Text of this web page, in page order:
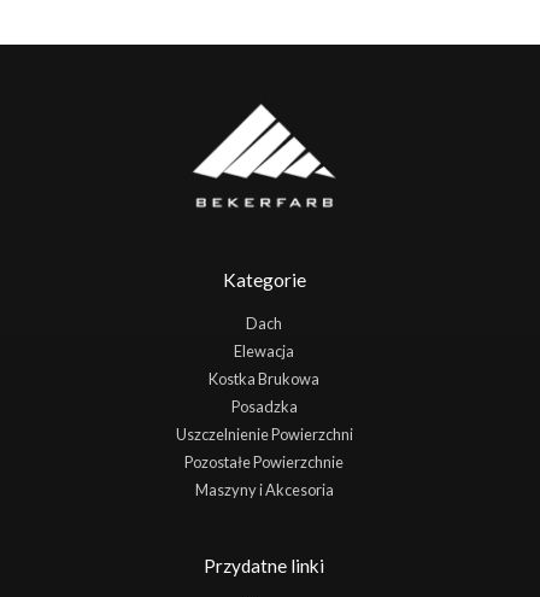
Kategorie
Dach
Elewacja
Kostka Brukowa
Posadzka
Uszczelnienie Powierzchni
Pozostałe Powierzchnie
Maszyny i Akcesoria
Przydatne linki